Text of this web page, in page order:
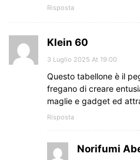
Risposta
Klein 60
3 Luglio 2025 At 19:00
Questo tabellone è il
fregano di creare
maglie e gadget ed
Risposta
Norifumi